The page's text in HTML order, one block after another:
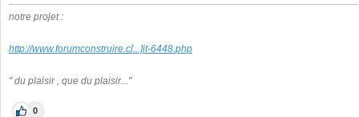
notre projet :
http://www.forumconstruire.c[...]it-6448.php
" du plaisir , que du plaisir..."
0